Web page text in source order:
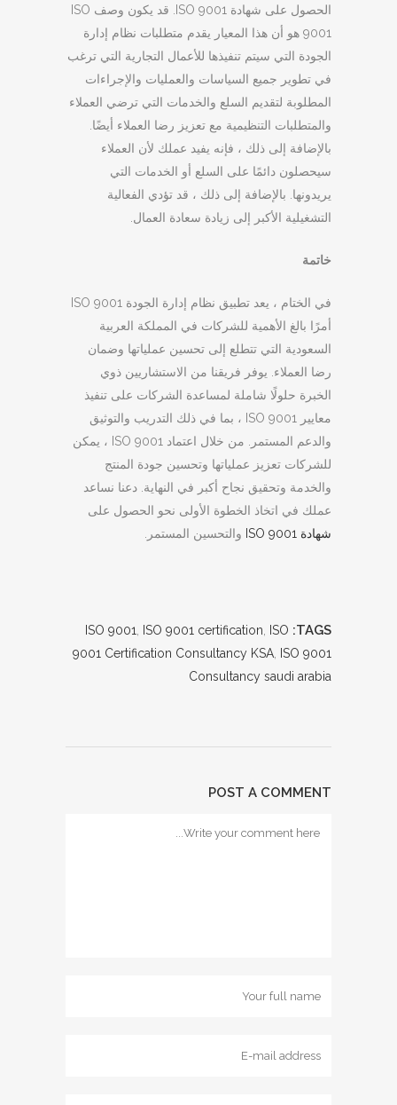
الحصول على شهادة ISO 9001. قد يكون وصف ISO
9001 هو أن هذا المعيار يقدم متطلبات نظام إدارة
الجودة التي سيتم تنفيذها للأعمال التجارية التي ترغب
في تطوير جميع السياسات والعمليات والإجراءات
المطلوبة لتقديم السلع والخدمات التي ترضي العملاء
والمتطلبات التنظيمية مع تعزيز رضا العملاء أيضًا.
بالإضافة إلى ذلك ، فإنه يفيد عملك لأن العملاء
سيحصلون دائمًا على السلع أو الخدمات التي
يريدونها. بالإضافة إلى ذلك ، قد تؤدي الفعالية
التشغيلية الأكبر إلى زيادة سعادة العمال.
خاتمة
في الختام ، يعد تطبيق نظام إدارة الجودة ISO 9001
أمرًا بالغ الأهمية للشركات في المملكة العربية
السعودية التي تتطلع إلى تحسين عملياتها وضمان
رضا العملاء. يوفر فريقنا من الاستشاريين ذوي
الخبرة حلولًا شاملة لمساعدة الشركات على تنفيذ
معايير ISO 9001 ، بما في ذلك التدريب والتوثيق
والدعم المستمر. من خلال اعتماد ISO 9001 ، يمكن
للشركات تعزيز عملياتها وتحسين جودة المنتج
والخدمة وتحقيق نجاح أكبر في النهاية. دعنا نساعد
عملك في اتخاذ الخطوة الأولى نحو الحصول على
شهادة ISO 9001
والتحسين المستمر.
TAGS:
ISO 9001 ISO 9001 certification
ISO
9001 Certification Consultancy KSA
ISO 9001
Consultancy saudi arabia
POST A COMMENT